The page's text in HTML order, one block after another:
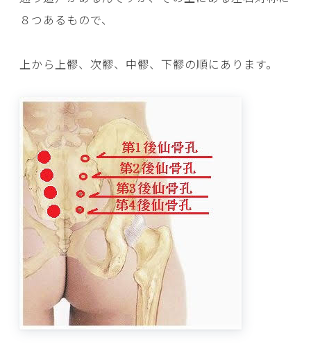
８つあるもので、
上から上髎、次髎、中髎、下髎の順にあります。